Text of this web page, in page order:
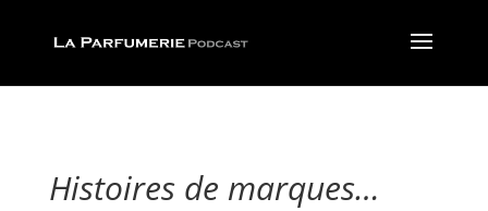
Histoires de marques…